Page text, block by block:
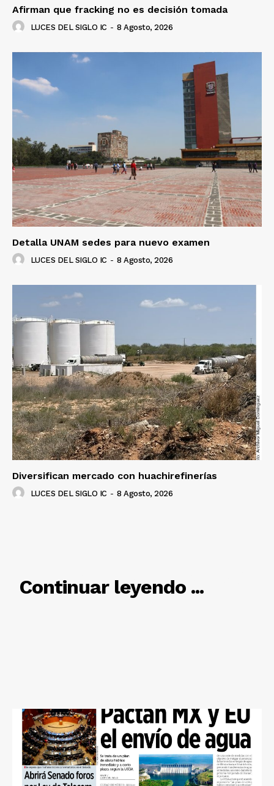
Afirman que fracking no es decisión tomada
LUCES DEL SIGLO IC - 8 Agosto, 2026
Detalla UNAM sedes para nuevo examen
LUCES DEL SIGLO IC - 8 Agosto, 2026
Diversifican mercado con huachirefinerías
LUCES DEL SIGLO IC - 8 Agosto, 2026
Continuar leyendo ...
RELACIONADO